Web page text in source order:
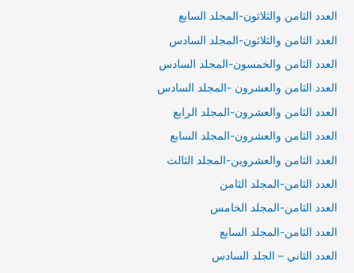
العدد الثامن والثلاثون-المجلد السابع
العدد الثامن والثلاثون-المجلد السادس
العدد الثامن والخمسون-المجلد السادس
العدد الثامن والعشرون -المجلد السادس
العدد الثامن والعشرون-المجلد الرابع
العدد الثامن والعشرون-المجلد السابع
العدد الثامن والعشروين-المجلد الثالث
العدد الثامن-المجلد الثامن
العدد الثامن-المجلد الخامس
العدد الثامن-المجلد السابع
العدد الثاني – الجلد السادس